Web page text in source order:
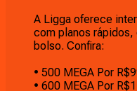
A Ligga oferece
com planos rápidos,
bolso. Confira:
• 500 MEGA Por
• 600 MEGA Por